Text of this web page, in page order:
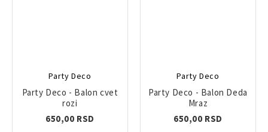
Party Deco
Party Deco - Balon cvet
rozi
650,00 RSD
Party Deco
Party Deco - Balon Deda
Mraz
650,00 RSD